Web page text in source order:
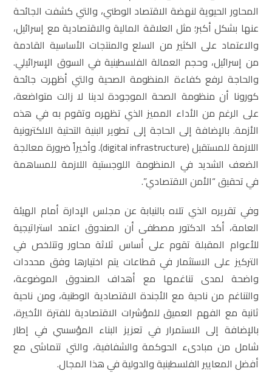
المحاور الحيوية لنهضة الاقتصاد الوطني، والتي كشفت الجائحة
عنها بشكل أكبر؛ مثل العلاقة المالية والاقتصادية مع إسرائيل،
والاعتماد على الكثير من السلع والمنتجات الأساسية القادمة
من إسرائيل، وحجم العمالة الفلسطينية في السوق الإسرائيلي.
والحاجة لرفع كفاءة المنظومة الصحية والتي أظهرت جائحة
كورونا أن منظومة الصحة الموجودة لدينا لا زالت متواضعة،
على الرغم من الأداء المميز الذي تظهره وتقوم به في هذه
الأزمة. بالإضافة إلى الحاجة إلى تطوير البنية التحتية الالكترونية
اللازمة للمستقبل (digital infrastructure). وأخيراً ضرورة معالجة
الضعف الشديد في المنظومة اللوجستية اللازمة للمساهمة
في تحقيق “الأمن الاقتصادي”.
وفي تقريره الذي تلاه بالنيابة عن مجلس الإدارة أمام الهيئة
العامة، أكد الدكتور مصطفى أن الصندوق اعتمد استراتيجية
للأعوام المقبلة تقوم على أساس ثلاثة محاور وتتلخص في
التركيز على الاستثمار في قطاعات يتم اختيارها وفق محددات
واضحة لمدى تناغمها مع أهداف الصندوق الموضوعة،
والتناغم من ناحية مع الأجندة الاقتصادية الوطنية، ومن ناحية
ثانية مع الفهم العميق للمؤشرات الاقتصادية للفترة الأخيرة،
بالإضافة إلى الاستمرار في تعزيز البناء المؤسسي في إطار
شامل من مبادىء الحوكمة والشفافية، والتي تتماشى مع
أفضل المعايير الفلسطينية والدولية في هذا المجال.